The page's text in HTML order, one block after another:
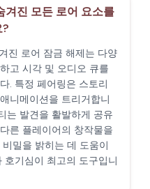
겨진 모든 로어 요소를
진 로어 잠금 해제는 다양
고 시각 및 오디오 큐를
. 특정 페어링은 스토리
니메이션을 트리거합니
는 발견을 활발하게 공유
른 플레이어의 창작물을
밀을 밝히는 데 도움이
호기심이 최고의 도구입니